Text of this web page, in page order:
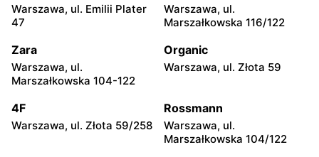
Al.Capone
Mickiewicza 51a
Al.Capone
Al.Capone
Bohaterów Porytowego
Wzgórza 4
Al.Capone
Polskiego 3
Al.Capone
Warszawa, ul. Emilii Plater
47
Warszawa, ul.
Marszałkowska 116/122
Zara
Warszawa, ul.
Marszałkowska 104-122
Organic
Warszawa, ul. Złota 59
4F
Warszawa, ul. Złota 59/258
Rossmann
Warszawa, ul.
Marszałkowska 104/122